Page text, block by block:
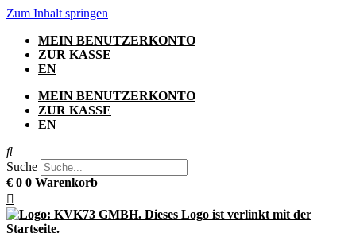
Zum Inhalt springen
MEIN BENUTZERKONTO
ZUR KASSE
EN
MEIN BENUTZERKONTO
ZUR KASSE
EN
Suche
€ 0 0 Warenkorb